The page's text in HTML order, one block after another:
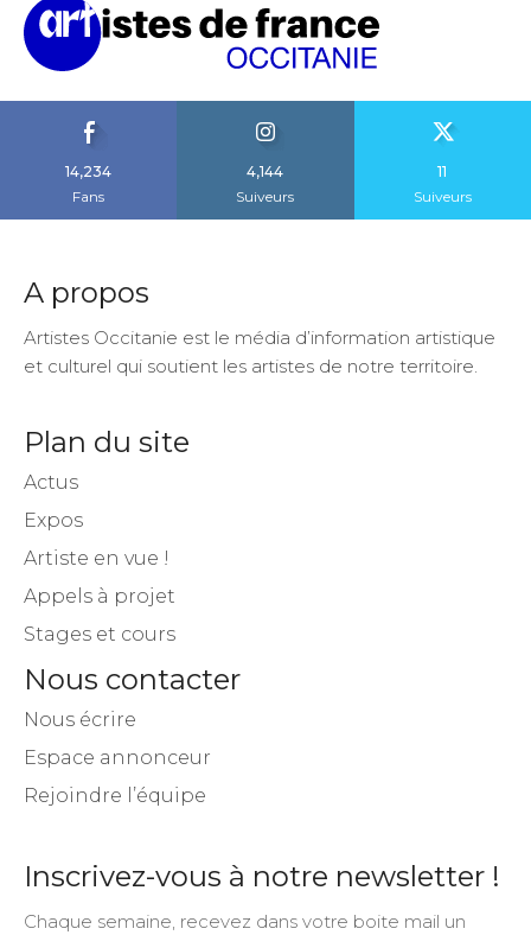
14,234
Fans
4,144
Suiveurs
11
Suiveurs
A propos
Artistes Occitanie est le média d’information artistique
et culturel qui soutient les artistes de notre territoire.
Plan du site
Actus
Expos
Artiste en vue !
Appels à projet
Stages et cours
Nous contacter
Nous écrire
Espace annonceur
Rejoindre l’équipe
Inscrivez-vous à notre newsletter !
Chaque semaine, recevez dans votre boite mail un